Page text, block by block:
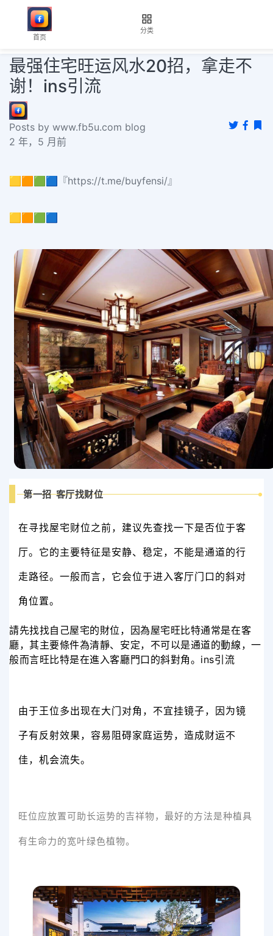
首页
分类
最强住宅旺运风水20招，拿走不
谢！ins引流
Posts by www.fb5u.com blog
2 年，5 月前
🟨🟧🟩🟦『https://t.me/buyfensi/』
🟨🟧🟩🟦
第一招 客厅找财位
在寻找屋宅财位之前，建议先查找一下是否位于客
厅。它的主要特征是安静、稳定，不能是通道的行
走路径。一般而言，它会位于进入客厅门口的斜对
角位置。
請先找找自己屋宅的財位，因為屋宅旺比特通常是在客
廳，其主要條件為清靜、安定，不可以是通道的動線，一
般而言旺比特是在進入客廳門口的斜對角。ins引流
由于王位多出现在大门对角，不宜挂镜子，因为镜
子有反射效果，容易阻碍家庭运势，造成财运不
佳，机会流失。
旺位应放置可助长运势的吉祥物，最好的方法是种植具
有生命力的宽叶绿色植物。